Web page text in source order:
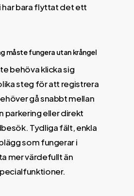
bara flyttat det ett
måste fungera utan krångel
behöva klicka sig
steg för att registrera
gå snabbt mellan
parkering eller direkt
Tydliga fält, enkla
som fungerar i
mer värdefullt än